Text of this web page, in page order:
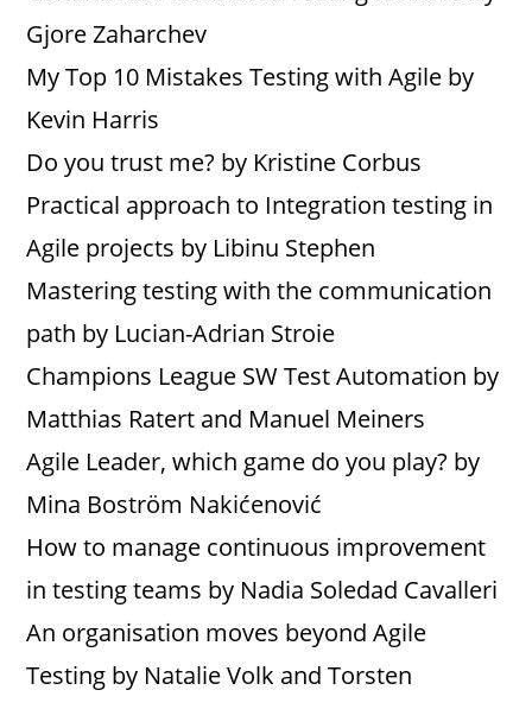
Gjore Zaharchev
My Top 10 Mistakes Testing with Agile by
Kevin Harris
Do you trust me? by Kristine Corbus
Practical approach to Integration testing in
Agile projects by Libinu Stephen
Mastering testing with the communication
path by Lucian-Adrian Stroie
Champions League SW Test Automation by
Matthias Ratert and Manuel Meiners
Agile Leader, which game do you play? by
Mina Boström Nakićenović
How to manage continuous improvement
in testing teams by Nadia Soledad Cavalleri
An organisation moves beyond Agile
Testing by Natalie Volk and Torsten